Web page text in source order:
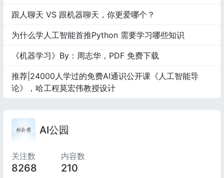
跟人聊天 VS 跟机器聊天，你更爱哪个？
为什么学人工智能首推Python 需要学习哪些知识
《机器学习》By：周志华，PDF 免费下载
推荐|24000人学过的免费AI通识公开课《人工智能导
论》，哈工程莫宏伟教授设计
AI公园
关注数
8268
内容数
210